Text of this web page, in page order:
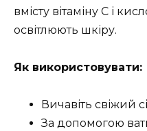
вмісту вітаміну С і
освітлюють шкіру.
Як використовувати:
Вичавіть свіжий
За допомогою